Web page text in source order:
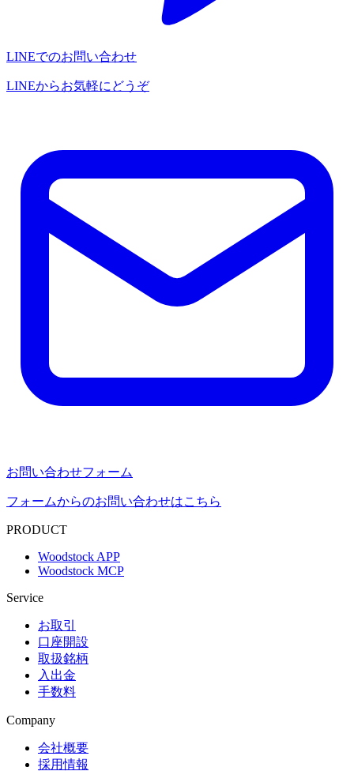
LINEでのお問い合わせ
LINEからお気軽にどうぞ
お問い合わせフォーム
フォームからのお問い合わせはこちら
PRODUCT
Woodstock APP
Woodstock MCP
Service
お取引
口座開設
取扱銘柄
入出金
手数料
Company
会社概要
採用情報